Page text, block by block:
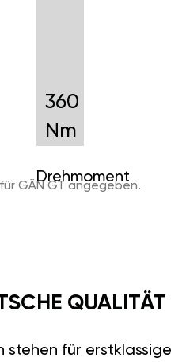
360
Nm
Drehmoment
GÄN GT angegeben.
QUALITÄT
stehen für erstklassige